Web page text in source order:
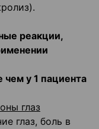
реакции,
чем у 1 пациента
глаз
глаз, боль в